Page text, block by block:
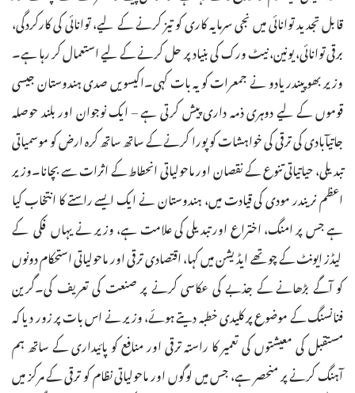
قابل تجدید توانائی میں نجی سرمایہ کاری کو تیز کرنے کے لیے، توانائی کی کارکردگی،
برقی توانائی، یونین، نیٹ ورک کی بنیاد پر حل کرنے کے لیے استعمال کر رہا ہے۔
وزیر بھوپیندر یادو نے جمعرات کو یہ بات کہی۔اکیسویں صدی ہندوستان جیسی
قوموں کے لیے دوہری ذمہ داری پیش کرتی ہے – ایک نوجوان اور بلند حوصلہ
جاتیآبادی کی ترقی کی خواہشات کو پورا کرنے کے ساتھ ساتھ کرہ ارض کو موسمیاتی
تبدیلی، حیاتیاتی تنوع کے نقصان اور ماحولیاتی انحطاط کے اثرات سے بچانا۔وزیر
اعظم نریندر مودی کی قیادت میں، ہندوستان نے ایک ایسے راستے کا انتخاب کیا
ہے جس پر امنگ، اختراع اور تبدیلی کی علامت ہے، وزیر نے یہاں فکی کے
لیڈز ایونٹ کے چوتھے ایڈیشن میں کہا، اقتصادی ترقی اور ماحولیاتی استحکام دونوں
کو آگے بڑھانے کے جذبے کی عکاسی کرنے پر صنعت کی تعریف کی۔گرین
فنانسنگ کے موضوع پر کلیدی خطبہ دیتے ہوئے، وزیر نے اس بات پر زور دیا کہ
مستقبل کی معیشتوں کی تعمیر کا راستہ ترقی اور منافع کو پائیداری کے ساتھ ہم
آہنگ کرنے پر منحصر ہے، جس میں لوگوں اور ماحولیاتی نظام کو ترقی کے مرکز میں